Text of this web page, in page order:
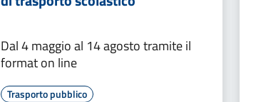
Dal 4 maggio al 14 agosto tramite il
format on line
Trasporto pubblico